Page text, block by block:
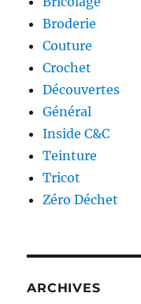
Broderie
Couture
Crochet
Découvertes
Général
Inside C&C
Teinture
Tricot
Zéro Déchet
ARCHIVES